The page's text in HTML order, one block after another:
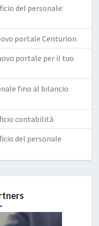
del personale:
portale Centurion
portale per il tuo
fino al bilancio
contabilità
del personale